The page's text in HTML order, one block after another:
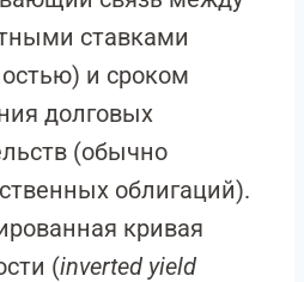
ставками
и сроком
долговых
(обычно
облигаций).
кривая
(inverted yield